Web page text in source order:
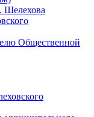
Шелехова
Общественной